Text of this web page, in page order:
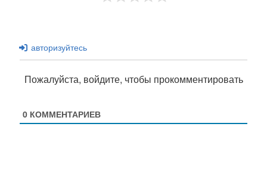
авторизуйтесь
Пожалуйста, войдите, чтобы прокомментировать
0 КОММЕНТАРИЕВ